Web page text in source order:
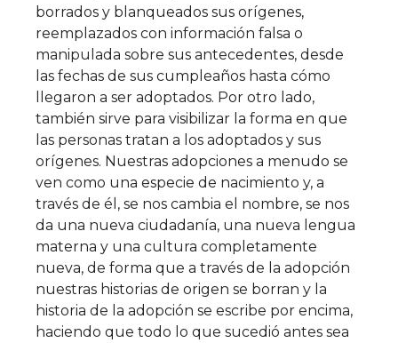
borrados y blanqueados sus orígenes,
reemplazados con información falsa o
manipulada sobre sus antecedentes, desde
las fechas de sus cumpleaños hasta cómo
llegaron a ser adoptados. Por otro lado,
también sirve para visibilizar la forma en que
las personas tratan a los adoptados y sus
orígenes. Nuestras adopciones a menudo se
ven como una especie de nacimiento y, a
través de él, se nos cambia el nombre, se nos
da una nueva ciudadanía, una nueva lengua
materna y una cultura completamente
nueva, de forma que a través de la adopción
nuestras historias de origen se borran y la
historia de la adopción se escribe por encima,
haciendo que todo lo que sucedió antes sea